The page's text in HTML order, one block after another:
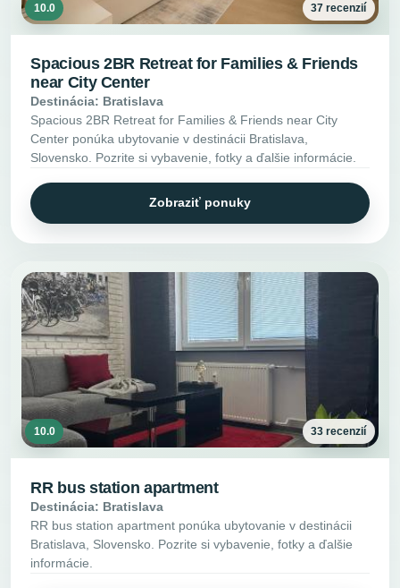
10.0 37 recenzií
Spacious 2BR Retreat for Families & Friends
near City Center
Destinácia: Bratislava
Spacious 2BR Retreat for Families & Friends near City
Center ponúka ubytovanie v destinácii Bratislava,
Slovensko. Pozrite si vybavenie, fotky a ďalšie informácie.
Zobraziť ponuky
10.0 33 recenzií
RR bus station apartment
Destinácia: Bratislava
RR bus station apartment ponúka ubytovanie v destinácii
Bratislava, Slovensko. Pozrite si vybavenie, fotky a ďalšie
informácie.